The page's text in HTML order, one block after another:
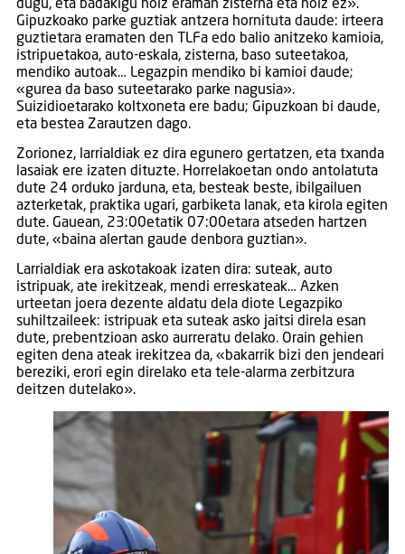
dugu, eta badakigu noiz eraman zisterna eta noiz ez».
Gipuzkoako parke guztiak antzera hornituta daude: irteera
guztietara eramaten den TLFa edo balio anitzeko kamioia,
istripuetakoa, auto-eskala, zisterna, baso suteetakoa,
mendiko autoak… Legazpin mendiko bi kamioi daude;
«gurea da baso suteetarako parke nagusia».
Suizidioetarako koltxoneta ere badu; Gipuzkoan bi daude,
eta bestea Zarautzen dago.
Zorionez, larrialdiak ez dira egunero gertatzen, eta txanda
lasaiak ere izaten dituzte. Horrelakoetan ondo antolatuta
dute 24 orduko jarduna, eta, besteak beste, ibilgailuen
azterketak, praktika ugari, garbiketa lanak, eta kirola egiten
dute. Gauean, 23:00etatik 07:00etara atseden hartzen
dute, «baina alertan gaude denbora guztian».
Larrialdiak era askotakoak izaten dira: suteak, auto
istripuak, ate irekitzeak, mendi erreskateak… Azken
urteetan joera dezente aldatu dela diote Legazpiko
suhiltzaileek: istripuak eta suteak asko jaitsi direla esan
dute, prebentzioan asko aurreratu delako. Orain gehien
egiten dena ateak irekitzea da, «bakarrik bizi den jendeari
bereziki, erori egin direlako eta tele-alarma zerbitzura
deitzen dutelako».